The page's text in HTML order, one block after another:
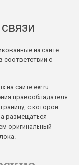
на сайте
соответствии с
на сайте eer.ru
правообладателя
с которой
размещаться
оригинальный